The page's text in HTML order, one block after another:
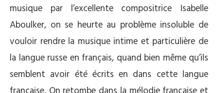
musique par l’excellente compositrice Isabelle
Aboulker, on se heurte au problème insoluble de
vouloir rendre la musique intime et particulière de
la langue russe en français, quand bien même qu’ils
semblent avoir été écrits en dans cette langue